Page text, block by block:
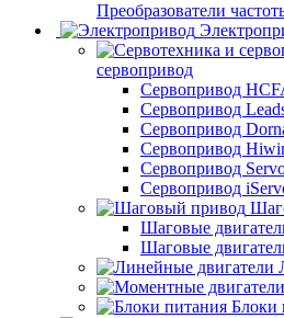
Преобразователи
сервопривод
Сервопривод
Сервопривод
Сервопривод
Сервопривод
Сервопривод
Сервопривод
Шаговые
Шаговые
Блоки